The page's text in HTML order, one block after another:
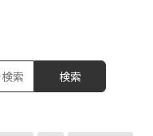
検索